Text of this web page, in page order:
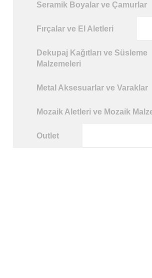
Seramik Boyalar ve Çamurlar
Fırçalar ve El Aletleri
Dekupaj Kağıtları ve Süsleme
Malzemeleri
Metal Aksesuarlar ve Varaklar
Mozaik Aletleri ve Mozaik
Outlet